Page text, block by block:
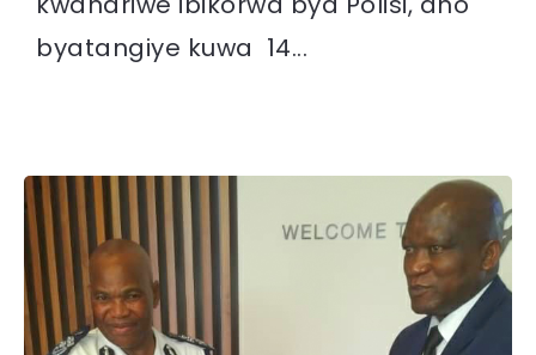
byatangiye kuwa 14...